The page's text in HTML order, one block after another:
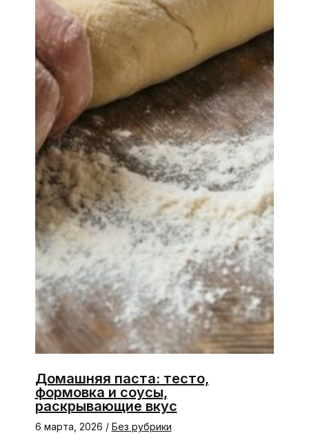
Домашняя паста: тесто,
формовка и соусы,
раскрывающие вкус
6 марта, 2026 / Без рубрики